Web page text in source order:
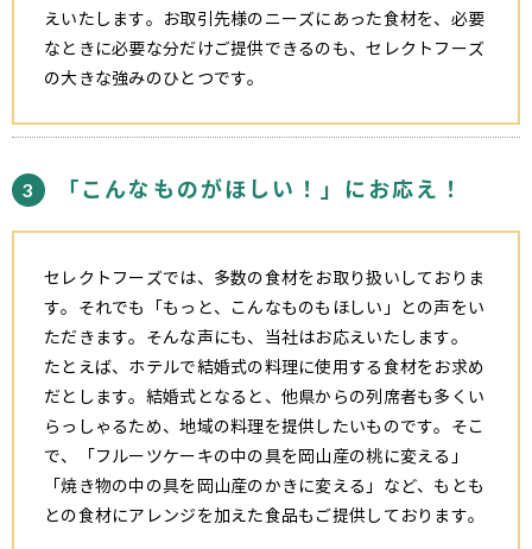
えいたします。お取引先様のニーズにあった食材を、必要
なときに必要な分だけご提供できるのも、セレクトフーズ
の大きな強みのひとつです。
3 「こんなものがほしい！」にお応え！
セレクトフーズでは、多数の食材をお取り扱いしておりま
す。それでも「もっと、こんなものもほしい」との声をい
ただきます。そんな声にも、当社はお応えいたします。
たとえば、ホテルで結婚式の料理に使用する食材をお求め
だとします。結婚式となると、他県からの列席者も多くい
らっしゃるため、地域の料理を提供したいものです。そこ
で、「フルーツケーキの中の具を岡山産の桃に変える」
「焼き物の中の具を岡山産のかきに変える」など、もとも
との食材にアレンジを加えた食品もご提供しております。